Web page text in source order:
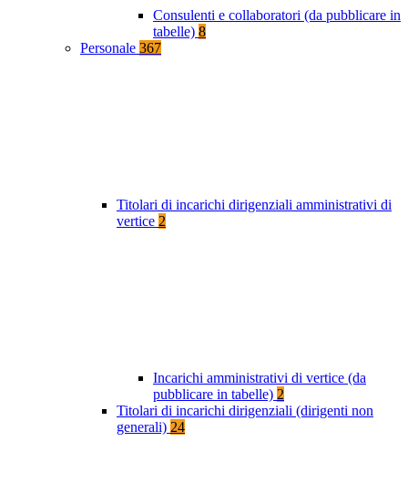
Consulenti e collaboratori (da pubblicare in
tabelle) 8
Personale 367
Titolari di incarichi dirigenziali amministrativi di
vertice 2
Incarichi amministrativi di vertice (da
pubblicare in tabelle) 2
Titolari di incarichi dirigenziali (dirigenti non
generali) 24